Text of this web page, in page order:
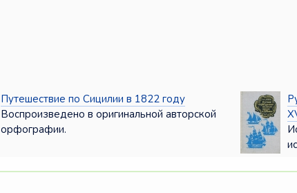
Путешествие по Сицилии в 1822 году
Воспроизведено в оригинальной авторской
орфографии.